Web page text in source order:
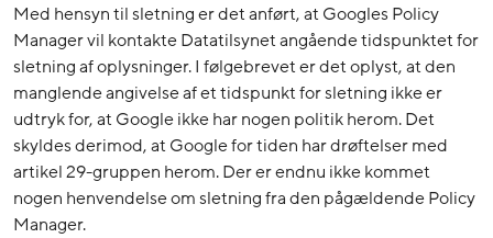
Med hensyn til sletning er det anført, at Googles Policy
Manager vil kontakte Datatilsynet angående tidspunktet for
sletning af oplysninger. I følgebrevet er det oplyst, at den
manglende angivelse af et tidspunkt for sletning ikke er
udtryk for, at Google ikke har nogen politik herom. Det
skyldes derimod, at Google for tiden har drøftelser med
artikel 29-gruppen herom. Der er endnu ikke kommet
nogen henvendelse om sletning fra den pågældende Policy
Manager.